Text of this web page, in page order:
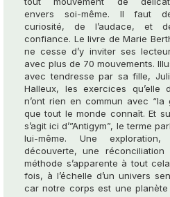
envers soi-même. Il faut
curiosité, de l’audace, et
confiance. Le livre de Marie
ne cesse d’y inviter ses
avec plus de 70 mouvements.
avec tendresse par sa fille,
Halleux, les exercices qu’elle
n’ont rien en commun avec “la
que tout le monde connaît. Et
s’agit ici d’”Antigym”, le terme
lui-même. Une exploration,
découverte, une réconciliation
méthode s’apparente à tout
fois, à l’échelle d’un univers
car notre corps est une